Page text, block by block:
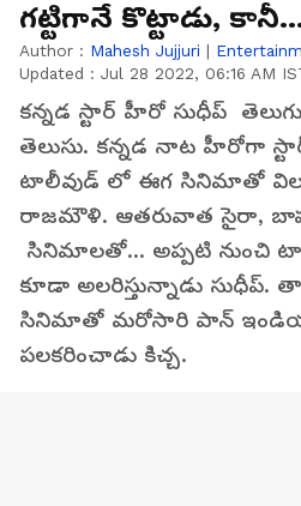
గట్టిగానే కొట్టాడు,
Author : Mahesh Jujjuri |
Updated : Jul 28 2022, 06:16 AM
కన్నడ స్టార్ హీరో సుధీప్ తెలుగు
తెలుసు. కన్నడ నాట హీరోగా
టాలీవుడ్ లో ఈగ సినిమాతో
రాజమౌళి. ఆతరువాత సైరా,
సినిమాలతో... అప్పటి నుంచి
కూడా అలరిస్తున్నాడు సుధీప్.
సినిమాతో మరోసారి పాన్ ఇండియా
పలకరించాడు కిచ్చ.